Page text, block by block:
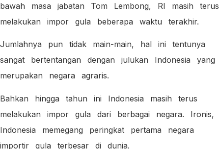
bawah masa jabatan Tom Lembong, RI masih terus
melakukan impor gula beberapa waktu terakhir.
Jumlahnya pun tidak main-main, hal ini tentunya
sangat bertentangan dengan julukan Indonesia yang
merupakan negara agraris.
Bahkan hingga tahun ini Indonesia masih terus
melakukan impor gula dari berbagai negara. Ironis,
Indonesia memegang peringkat pertama negara
importir gula terbesar di dunia.